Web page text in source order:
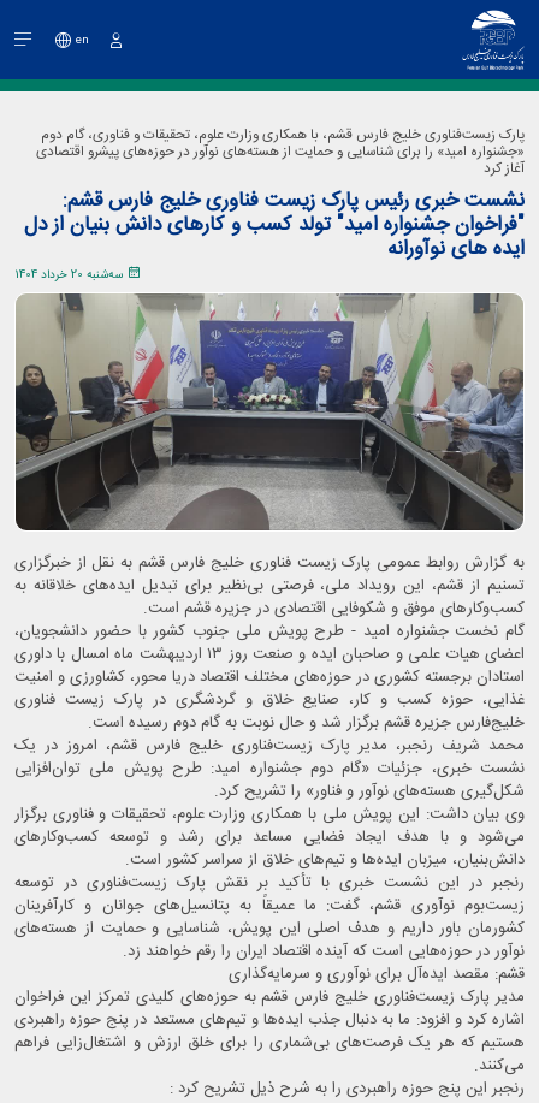
en
پارک زیست‌فناوری خلیج فارس قشم، با همکاری وزارت علوم، تحقیقات و فناوری، گام دوم
«جشنواره امید» را برای شناسایی و حمایت از هسته‌های نوآور در حوزه‌های پیشرو اقتصادی
آغاز کرد
نشست خبری رئیس پارک زیست فناوری خلیج فارس قشم:
"فراخوان جشنواره امید" تولد کسب و کارهای دانش بنیان از دل
ایده های نوآورانه
سه‌شنبه 20 خرداد 1404
به گزارش روابط عمومی پارک زیست فناوری خلیج فارس قشم به نقل از خبرگزاری
تسنیم از قشم، این رویداد ملی، فرصتی بی‌نظیر برای تبدیل ایده‌های خلاقانه به
کسب‌وکارهای موفق و شکوفایی اقتصادی در جزیره قشم است.
گام نخست جشنواره امید - طرح پویش ملی جنوب کشور با حضور دانشجویان،
اعضای هیات علمی و صاحبان ایده و صنعت روز ۱۳ اردیبهشت ماه امسال با داوری
استادان برجسته کشوری در حوزه‌های مختلف اقتصاد دریا محور، کشاورزی و امنیت
غذایی، حوزه کسب و کار، صنایع خلاق و گردشگری در پارک زیست فناوری
خلیج‌فارس جزیره قشم برگزار شد و حال نوبت به گام دوم رسیده است.
محمد شریف رنجبر، مدیر پارک زیست‌فناوری خلیج فارس قشم، امروز در یک
نشست خبری، جزئیات «گام دوم جشنواره امید: طرح پویش ملی توان‌افزایی
شکل‌گیری هسته‌های نوآور و فناور» را تشریح کرد.
وی بیان داشت: این پویش ملی با همکاری وزارت علوم، تحقیقات و فناوری برگزار
می‌شود و با هدف ایجاد فضایی مساعد برای رشد و توسعه کسب‌وکارهای
دانش‌بنیان، میزبان ایده‌ها و تیم‌های خلاق از سراسر کشور است.
رنجبر در این نشست خبری با تأکید بر نقش پارک زیست‌فناوری در توسعه
زیست‌بوم نوآوری قشم، گفت: ما عمیقاً به پتانسیل‌های جوانان و کارآفرینان
کشورمان باور داریم و هدف اصلی این پویش، شناسایی و حمایت از هسته‌های
نوآور در حوزه‌هایی است که آینده اقتصاد ایران را رقم خواهند زد.
قشم: مقصد ایده‌آل برای نوآوری و سرمایه‌گذاری
مدیر پارک زیست‌فناوری خلیج فارس قشم به حوزه‌های کلیدی تمرکز این فراخوان
اشاره کرد و افزود: ما به دنبال جذب ایده‌ها و تیم‌های مستعد در پنج حوزه راهبردی
هستیم که هر یک فرصت‌های بی‌شماری را برای خلق ارزش و اشتغال‌زایی فراهم
می‌کنند.
رنجبر این پنج حوزه راهبردی را به شرح ذیل تشریح کرد :